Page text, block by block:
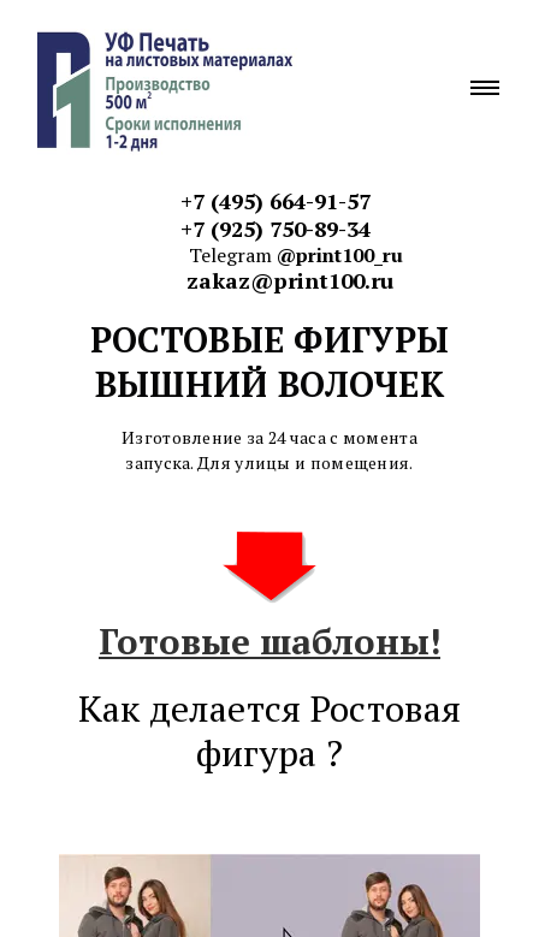
+7 (495) 664-91-57
+7 (925) 750-89-34
Telegram @print100_ru
zakaz@print100.ru
РОСТОВЫЕ ФИГУРЫ
ВЫШНИЙ ВОЛОЧЕК
Изготовление за 24 часа с момента
запуска. Для улицы и помещения.
Готовые шаблоны!
Как делается Ростовая
фигура ?